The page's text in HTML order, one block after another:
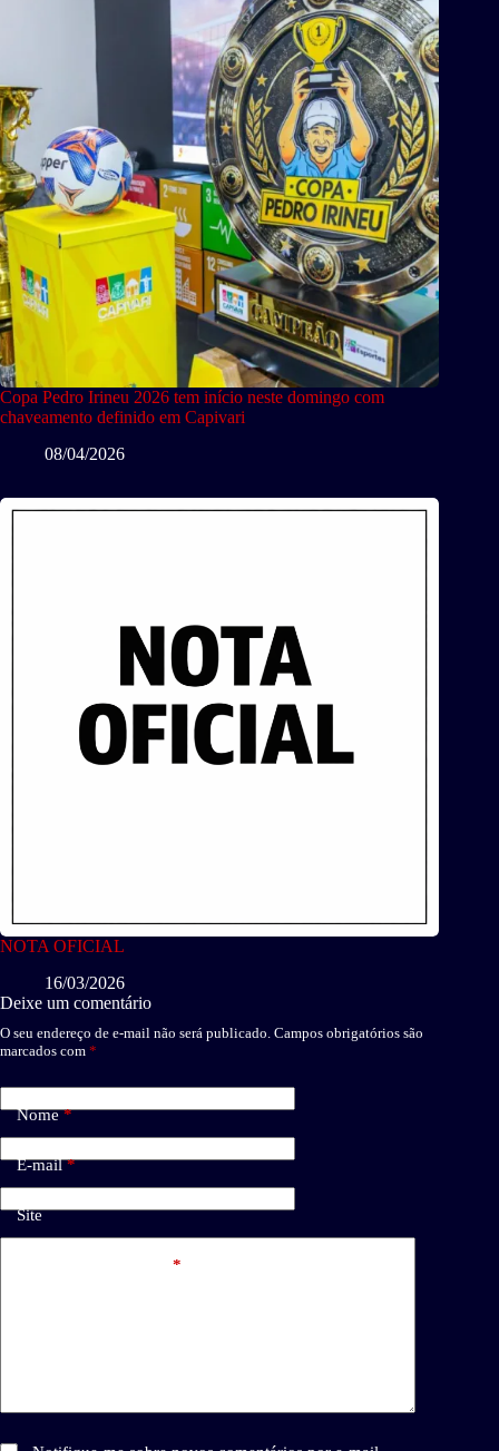
Copa Pedro Irineu 2026 tem início neste domingo com
chaveamento definido em Capivari
08/04/2026
NOTA OFICIAL
16/03/2026
Deixe um comentário
O seu endereço de e-mail não será publicado. Campos obrigatórios são
marcados com *
Nome*
E-mail*
Site
*